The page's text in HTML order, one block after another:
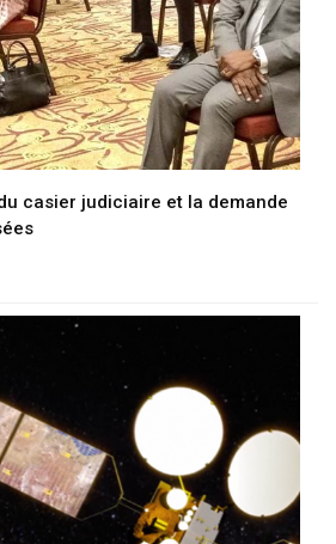
casier judiciaire et la demande